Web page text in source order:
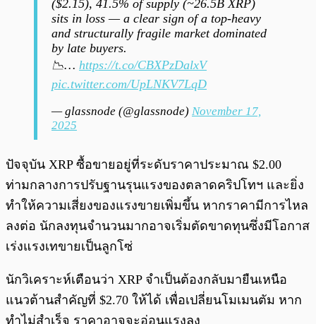
($2.15), 41.5% of supply (~26.5B XRP)
sits in loss — a clear sign of a top-heavy
and structurally fragile market dominated
by late buyers.
📉… https://t.co/CBXPzDalxV
pic.twitter.com/UpLNKV7LqD
— glassnode (@glassnode) November 17,
2025
ปัจจุบัน XRP ซื้อขายอยู่ที่ระดับราคาประมาณ $2.00
ท่ามกลางการปรับฐานรุนแรงของตลาดคริปโทฯ และยิ่ง
ทำให้ความเสี่ยงของแรงขายเพิ่มขึ้น หากราคามีการไหล
ลงต่อ นักลงทุนจำนวนมากอาจเริ่มตัดขาดทุนซึ่งมีโอกาส
เร่งแรงเทขายเป็นลูกโซ่
นักวิเคราะห์เตือนว่า XRP จำเป็นต้องกลับมายืนเหนือ
แนวต้านสำคัญที่ $2.70 ให้ได้ เพื่อเปลี่ยนโมเมนตัม หาก
ทำไม่สำเร็จ ราคาอาจจะอ่อนแรงลง